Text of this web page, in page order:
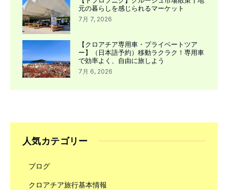
元の暮らしを感じられるマーケット
7月 7, 2026
【クロアチア専用車・プライベートツア
ー】（日本語予約）移動ラクラク！専用車
で効率よく、自由に旅しよう
7月 6, 2026
人気カテゴリー
ブログ
クロアチア旅行基本情報